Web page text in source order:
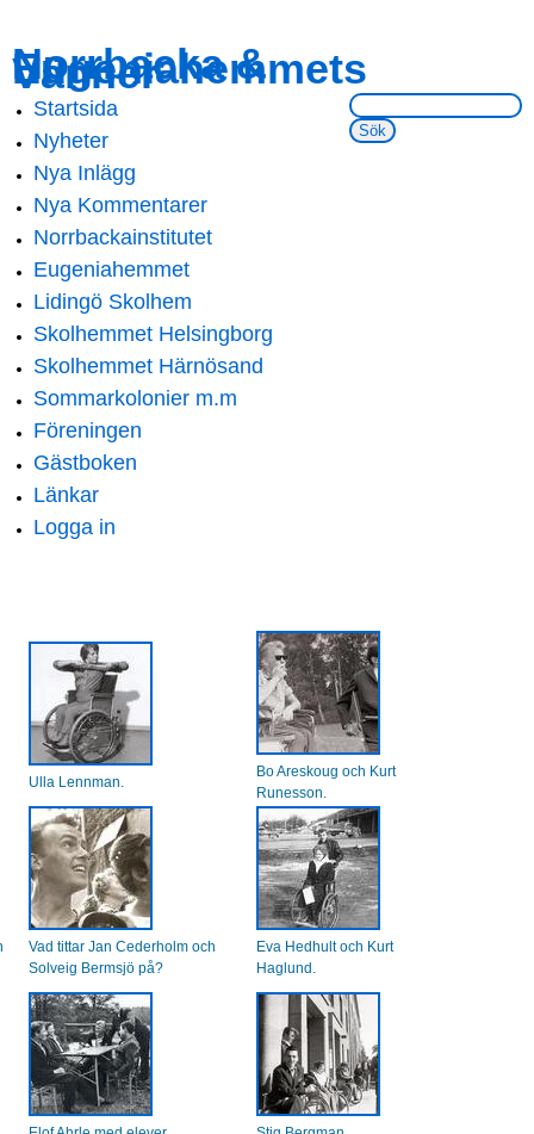
main
content
navigation
Norrbacka &
Eugeniahemmets
Vänner
Sök på webbsidan:
Main menu
Startsida
Nyheter
Nya Inlägg
Nya Kommentarer
Norrbackainstitutet
Eugeniahemmet
Lidingö Skolhem
Skolhemmet Helsingborg
Skolhemmet Härnösand
Sommarkolonier m.m
Föreningen
Gästboken
Länkar
Logga in
Ulla Lennman.
Bo Areskoug och Kurt
Runesson.
Vad tittar Jan Cederholm och
Solveig Bermsjö på?
Eva Hedhult och Kurt
Haglund.